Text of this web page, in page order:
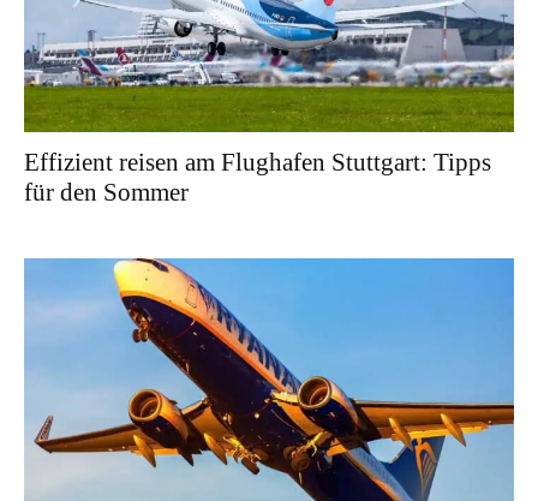
Effizient reisen am Flughafen Stuttgart: Tipps
für den Sommer